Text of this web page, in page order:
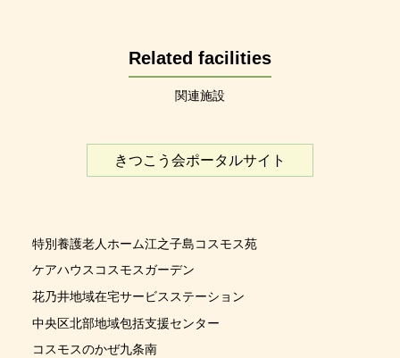
Related facilities
関連施設
きつこう会ポータルサイト
特別養護老人ホーム江之子島コスモス苑
ケアハウスコスモスガーデン
花乃井地域在宅サービスステーション
中央区北部地域包括支援センター
コスモスのかぜ九条南